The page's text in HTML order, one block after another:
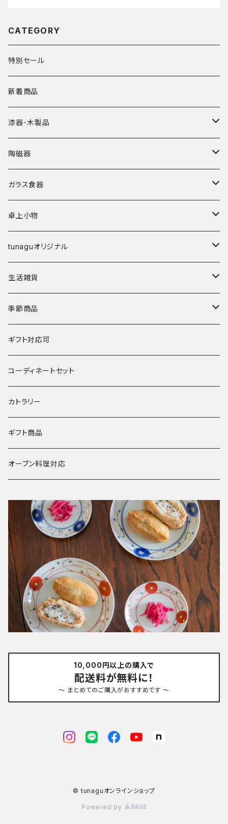
CATEGORY
特別セール
新着商品
漆器･木製品
皿
椀
弁当箱
その他
鉢
陶磁器
皿･プレート
鉢･ボウル
碗
丼
湯呑･カップ
鍋
その他
ガラス食器
カップ
鉢
卓上小物
箸
箸置き
tunaguオリジナル
マングローブ
霞仙（KASEN）
春窯
生活雑貨
陶玉
季節商品
夏
水うちわ
浮き玉
冬
ギフト対応可
コーディネートセット
カトラリー
ギフト商品
オーブン料理対応
10,000円以上の購入で
配送料が無料に！
～ まとめてのご購入がおすすめです ～
© tunaguオンラインショップ
Powered by